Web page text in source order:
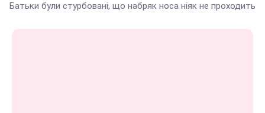
Батьки були стурбовані, що набряк носа ніяк не проходить